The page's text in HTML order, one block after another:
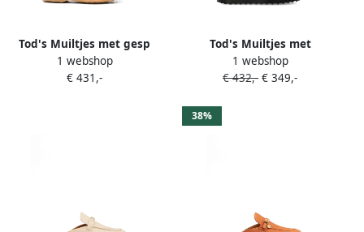
Tod's Muiltjes met gesp
Beige
1 webshop
€ 431,-
Tod's Muiltjes met
gekruiste bandjes Zwart
1 webshop
€ 432,- € 349,-
38%